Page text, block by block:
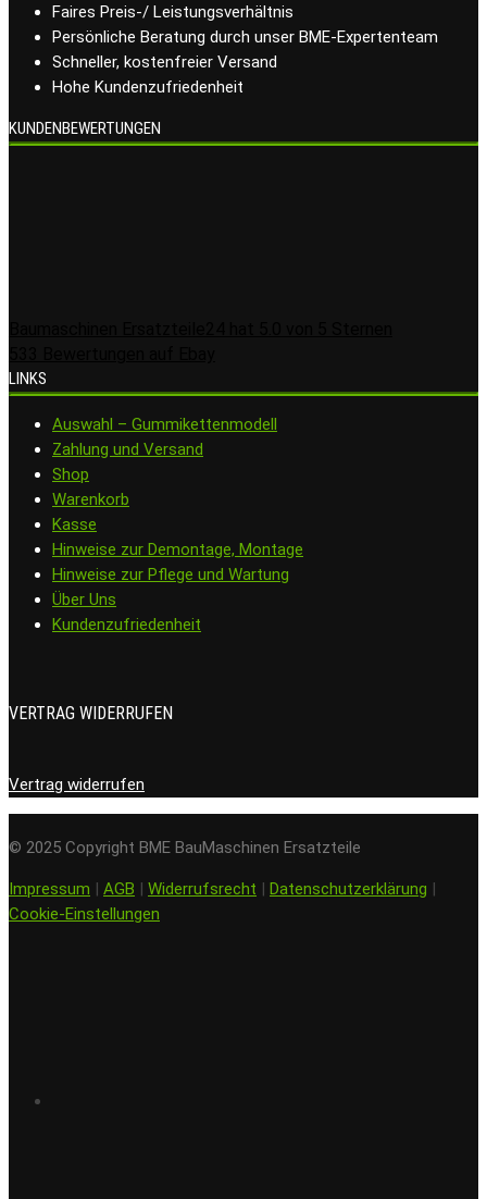
Faires Preis-/ Leistungsverhältnis
Persönliche Beratung durch unser BME-Expertenteam
Schneller, kostenfreier Versand
Hohe Kundenzufriedenheit
KUNDENBEWERTUNGEN
LINKS
Auswahl – Gummikettenmodell
Zahlung und Versand
Shop
Warenkorb
Kasse
Hinweise zur Demontage, Montage
Hinweise zur Pflege und Wartung
Über Uns
Kundenzufriedenheit
VERTRAG WIDERRUFEN
Vertrag widerrufen
© 2025 Copyright BME BauMaschinen Ersatzteile
Impressum | AGB | Widerrufsrecht | Datenschutzerklärung |
Cookie-Einstellungen